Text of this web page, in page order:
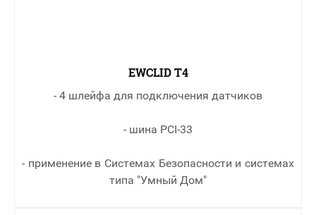
EWCLID T4
- 4 шлейфа для подключения датчиков
- шина PCI-33
- применение в Cистемах Безопасности и системах
типа "Умный Дом"